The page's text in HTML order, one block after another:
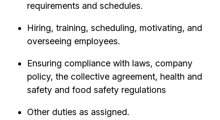
requirements and schedules.
Hiring, training, scheduling, motivating, and
overseeing employees.
Ensuring compliance with laws, company
policy, the collective agreement, health and
safety and food safety regulations
Other duties as assigned.